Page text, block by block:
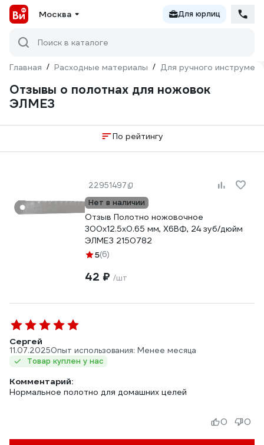
Москва Для юрлиц
Поиск в каталоге
Главная / Расходные материалы / Для ручного
Отзывы о полотнах для ножовок
ЭЛМЕЗ
По рейтингу
22951497
Нет в наличии
Отзыв Полотно ножовочное
300x12.5x0.65 мм, Х6ВФ, 24 зуб/дюйм
ЭЛМЕЗ 2150782
5(6)
42 ₽ /шт
Сергей
11.07.2025Опыт использования: Менее месяца
Товар куплен у нас
Комментарий:
Нормальное полотно для домашних целей
0 0